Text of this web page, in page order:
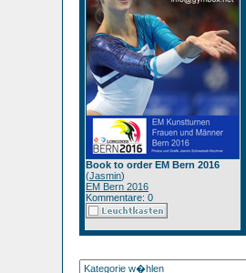
Book to order EM Bern 2016
(Jasmin)
EM Bern 2016
Kommentare: 0